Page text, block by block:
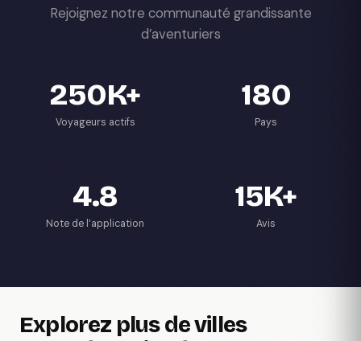
Rejoignez notre communauté grandissante
d’aventuriers
250K+
Voyageurs actifs
180
Pays
4.8
Note de l’application
15K+
Avis
Explorez plus de villes